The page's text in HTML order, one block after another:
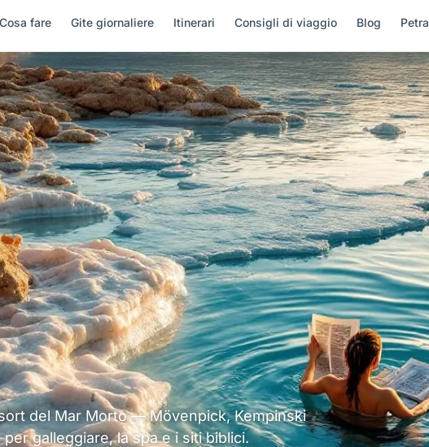
Cosa fare Gite giornaliere Itinerari Consigli di viaggio Blog Petra
del Mar Morto — Mövenpick, Kempinski
galleggiare, la spa e i siti biblici.